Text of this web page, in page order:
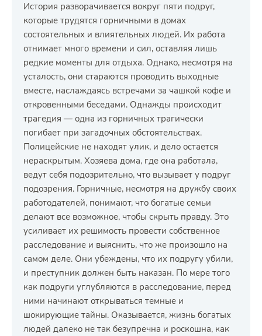
История разворачивается вокруг пяти подруг,
которые трудятся горничными в домах
состоятельных и влиятельных людей. Их работа
отнимает много времени и сил, оставляя лишь
редкие моменты для отдыха. Однако, несмотря на
усталость, они стараются проводить выходные
вместе, наслаждаясь встречами за чашкой кофе и
откровенными беседами. Однажды происходит
трагедия — одна из горничных трагически
погибает при загадочных обстоятельствах.
Полицейские не находят улик, и дело остается
нераскрытым. Хозяева дома, где она работала,
ведут себя подозрительно, что вызывает у подруг
подозрения. Горничные, несмотря на дружбу своих
работодателей, понимают, что богатые семьи
делают все возможное, чтобы скрыть правду. Это
усиливает их решимость провести собственное
расследование и выяснить, что же произошло на
самом деле. Они убеждены, что их подругу убили,
и преступник должен быть наказан. По мере того
как подруги углубляются в расследование, перед
ними начинают открываться темные и
шокирующие тайны. Оказывается, жизнь богатых
людей далеко не так безупречна и роскошна, как